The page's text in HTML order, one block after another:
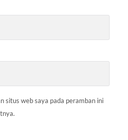
situs web saya pada peramban ini